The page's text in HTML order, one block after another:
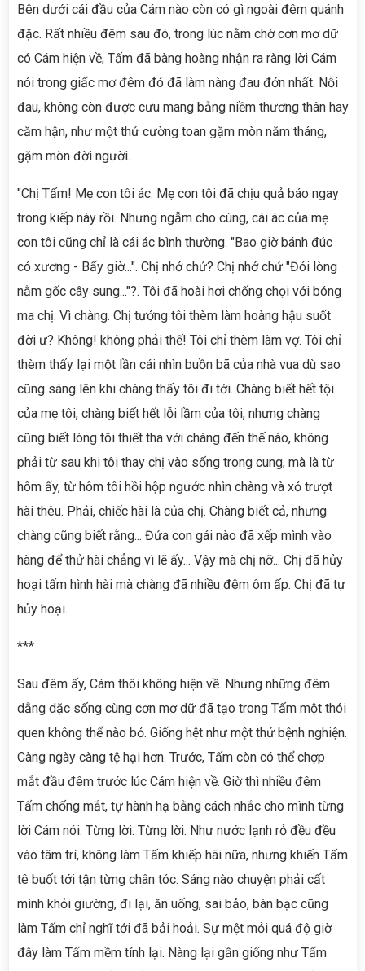
Bên dưới cái đầu của Cám nào còn có gì ngoài đêm quánh
đặc. Rất nhiều đêm sau đó, trong lúc nằm chờ cơn mơ dữ
có Cám hiện về, Tấm đã bàng hoàng nhận ra ràng lời Cám
nói trong giấc mơ đêm đó đã làm nàng đau đớn nhất. Nỗi
đau, không còn được cưu mang bằng niềm thương thân hay
căm hận, như một thứ cường toan gặm mòn năm tháng,
gặm mòn đời người.
"Chị Tấm! Mẹ con tôi ác. Mẹ con tôi đã chịu quả báo ngay
trong kiếp này rồi. Nhưng ngẫm cho cùng, cái ác của mẹ
con tôi cũng chỉ là cái ác bình thường. "Bao giờ bánh đúc
có xương - Bấy giờ...". Chị nhớ chứ? Chị nhớ chứ "Đói lòng
nằm gốc cây sung..."?. Tôi đã hoài hơi chống chọi với bóng
ma chị. Vì chàng. Chị tưởng tôi thèm làm hoàng hậu suốt
đời ư? Không! không phải thế! Tôi chỉ thèm làm vợ. Tôi chỉ
thèm thấy lại một lần cái nhìn buồn bã của nhà vua dù sao
cũng sáng lên khi chàng thấy tôi đi tới. Chàng biết hết tội
của mẹ tôi, chàng biết hết lỗi lầm của tôi, nhưng chàng
cũng biết lòng tôi thiết tha với chàng đến thế nào, không
phải từ sau khi tôi thay chị vào sống trong cung, mà là từ
hôm ấy, từ hôm tôi hồi hộp ngước nhìn chàng và xỏ trượt
hài thêu. Phải, chiếc hài là của chị. Chàng biết cả, nhưng
chàng cũng biết rằng... Đứa con gái nào đã xếp mình vào
hàng để thử hài chẳng vì lẽ ấy... Vậy mà chị nỡ... Chị đã hủy
hoại tấm hình hài mà chàng đã nhiều đêm ôm ấp. Chị đã tự
hủy hoại.
***
Sau đêm ấy, Cám thôi không hiện về. Nhưng những đêm
dằng dặc sống cùng cơn mơ dữ đã tạo trong Tấm một thói
quen không thể nào bỏ. Giống hệt như một thứ bệnh nghiện.
Càng ngày càng tệ hại hơn. Trước, Tấm còn có thể chợp
mắt đầu đêm trước lúc Cám hiện về. Giờ thì nhiều đêm
Tấm chống mắt, tự hành hạ bằng cách nhắc cho mình từng
lời Cám nói. Từng lời. Từng lời. Như nước lạnh rỏ đều đều
vào tâm trí, không làm Tấm khiếp hãi nữa, nhưng khiến Tấm
tê buốt tới tận từng chân tóc. Sáng nào chuyện phải cất
mình khỏi giường, đi lại, ăn uống, sai bảo, bàn bạc cũng
làm Tấm chỉ nghĩ tới đã bải hoải. Sự mệt mỏi quá độ giờ
đây làm Tấm mềm tính lại. Nàng lại gần giống như Tấm